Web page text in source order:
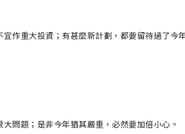
作重大投資；有甚麼新計劃，都要留待過了今
問題；是非今年猶其嚴重，必然要加倍小心。